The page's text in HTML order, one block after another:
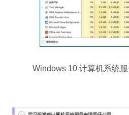
Windows 10 计算机系统